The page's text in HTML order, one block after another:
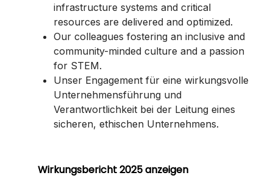
infrastructure systems and critical
resources are delivered and optimized.
Our colleagues fostering an inclusive and
community-minded culture and a passion
for STEM.
Unser Engagement für eine wirkungsvolle
Unternehmensführung und
Verantwortlichkeit bei der Leitung eines
sicheren, ethischen Unternehmens.
Wirkungsbericht 2025 anzeigen